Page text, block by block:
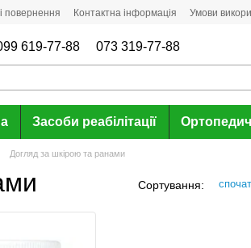
повернення Контактна інформація
Умови
619-77-88 073 319-77-88
Засоби реабілітації
Догляд за шкірою та ранами
Сортування: